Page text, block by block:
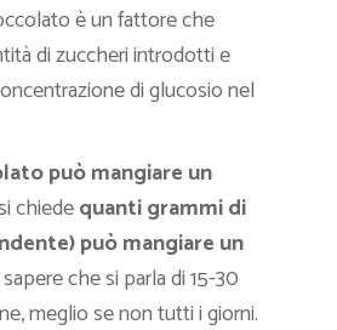
è un fattore che
di zuccheri introdotti e
di glucosio nel
può mangiare un
chiedequanti grammi di
può mangiare un
che si parla di 15-30
meglio se non tutti i giorni.